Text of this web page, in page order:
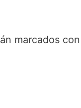
marcados con